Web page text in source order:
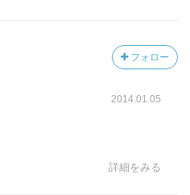
フォロー
2014.01.05
詳細をみる